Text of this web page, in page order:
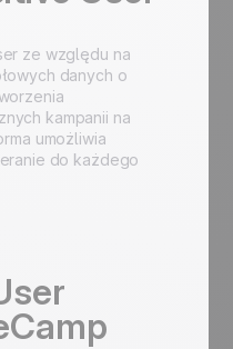
ze względu na
danych o
kampanii na
umożliwia
do każdego